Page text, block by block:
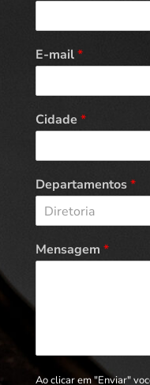
E-mail*
Cidade *
Departamentos*
Diretoria
Mensagem *
Ao clicar em "Enviar"